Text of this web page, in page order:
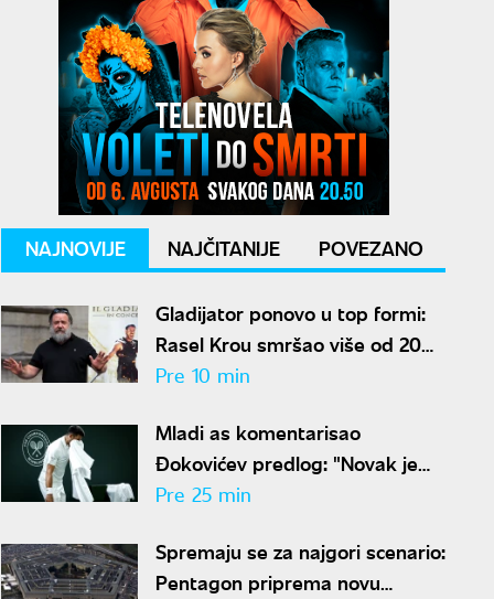
NAJNOVIJE NAJČITANIJE POVEZANO
Gladijator ponovo u top formi:
Rasel Krou smršao više od 20
kilograma pa zapalio društvene
Pre 10 min
Mladi as komentarisao
Đokovićev predlog: "Novak je
sve stariji, zato nam predlaže
Pre 25 min
Spremaju se za najgori scenario:
Pentagon priprema novu